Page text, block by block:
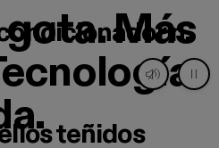
Más
n.
en primer plano y a cámara
teñidos